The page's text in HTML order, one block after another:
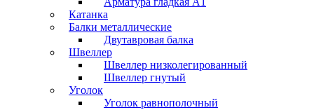
Катанка
Балки металлические
Двутавровая балка
Швеллер
Швеллер низколегированный
Швеллер гнутый
Уголок
Уголок равнополочный